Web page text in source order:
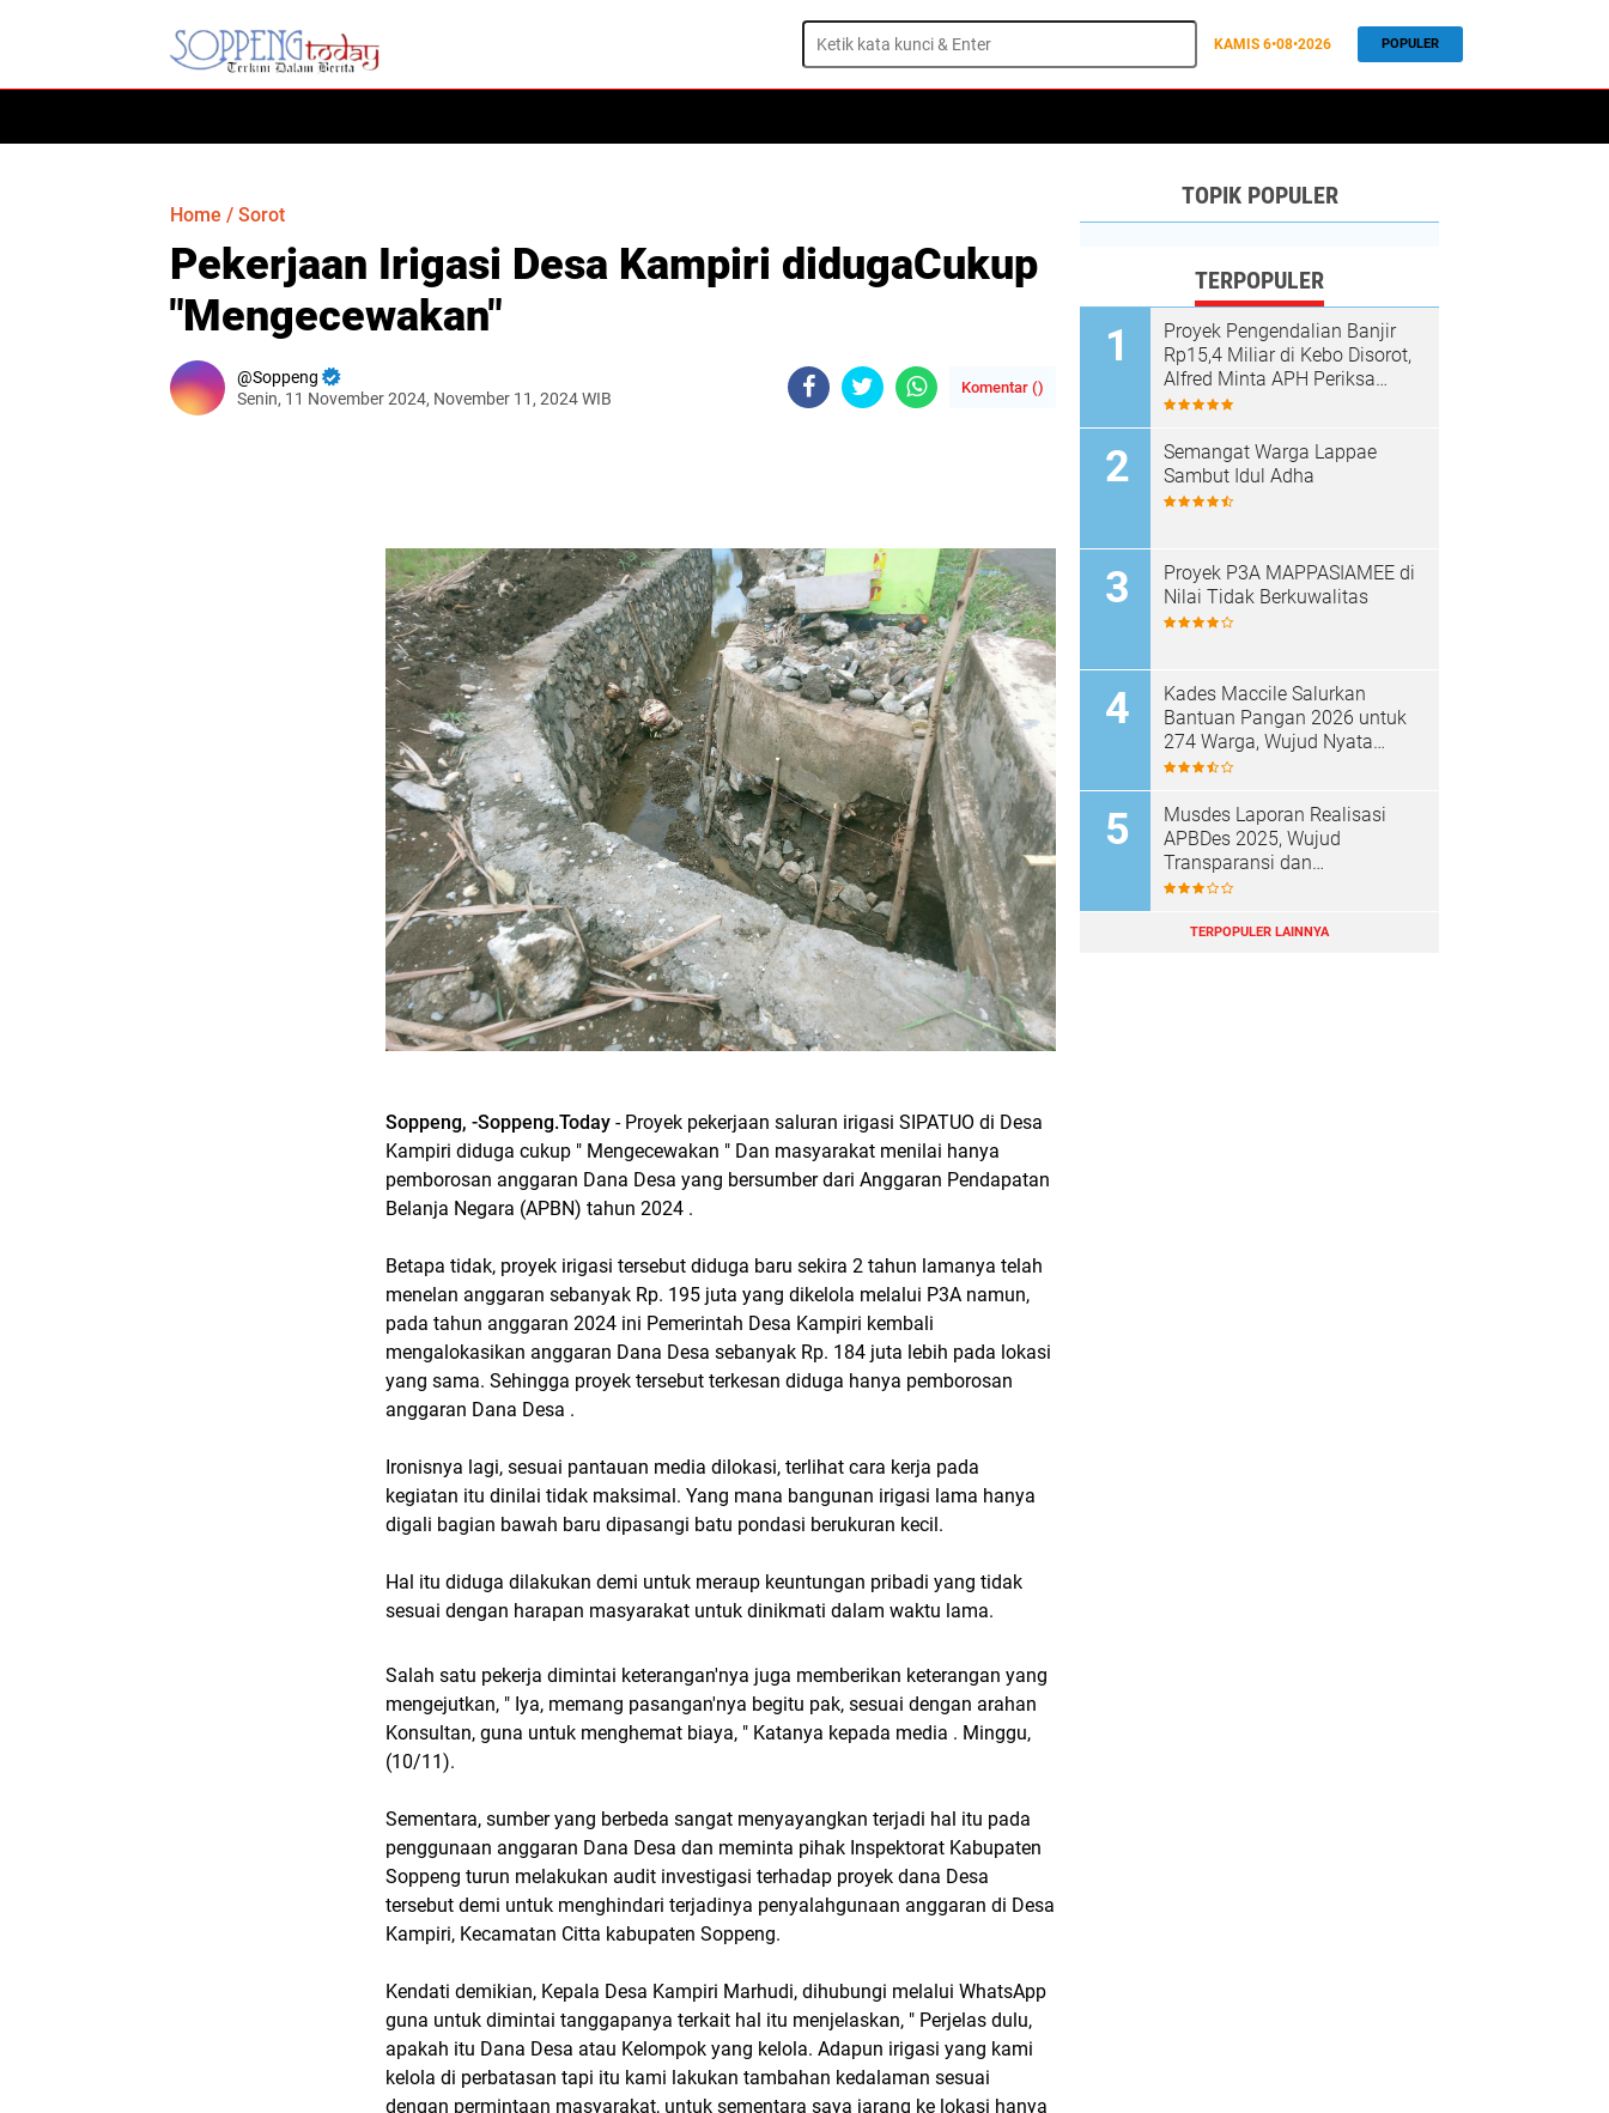
KAMIS 6•08•2026 POPULER
Home / Sorot
Pekerjaan Irigasi Desa Kampiri didugaCukup
"Mengecewakan"
Soppeng
Senin, 11 November 2024, November 11, 2024 WIB
Komentar ()
Soppeng, -Soppeng.Today - Proyek pekerjaan saluran irigasi SIPATUO di Desa
Kampiri diduga cukup " Mengecewakan " Dan masyarakat menilai hanya
pemborosan anggaran Dana Desa yang bersumber dari Anggaran Pendapatan
Belanja Negara (APBN) tahun 2024 .
Betapa tidak, proyek irigasi tersebut diduga baru sekira 2 tahun lamanya telah
menelan anggaran sebanyak Rp. 195 juta yang dikelola melalui P3A namun,
pada tahun anggaran 2024 ini Pemerintah Desa Kampiri kembali
mengalokasikan anggaran Dana Desa sebanyak Rp. 184 juta lebih pada lokasi
yang sama. Sehingga proyek tersebut terkesan diduga hanya pemborosan
anggaran Dana Desa .
Ironisnya lagi, sesuai pantauan media dilokasi, terlihat cara kerja pada
kegiatan itu dinilai tidak maksimal. Yang mana bangunan irigasi lama hanya
digali bagian bawah baru dipasangi batu pondasi berukuran kecil.
Hal itu diduga dilakukan demi untuk meraup keuntungan pribadi yang tidak
sesuai dengan harapan masyarakat untuk dinikmati dalam waktu lama.
Salah satu pekerja dimintai keterangan'nya juga memberikan keterangan yang
mengejutkan, " Iya, memang pasangan'nya begitu pak, sesuai dengan arahan
Konsultan, guna untuk menghemat biaya, " Katanya kepada media . Minggu,
(10/11).
Sementara, sumber yang berbeda sangat menyayangkan terjadi hal itu pada
penggunaan anggaran Dana Desa dan meminta pihak Inspektorat Kabupaten
Soppeng turun melakukan audit investigasi terhadap proyek dana Desa
tersebut demi untuk menghindari terjadinya penyalahgunaan anggaran di Desa
Kampiri, Kecamatan Citta kabupaten Soppeng.
Kendati demikian, Kepala Desa Kampiri Marhudi, dihubungi melalui WhatsApp
guna untuk dimintai tanggapanya terkait hal itu menjelaskan, " Perjelas dulu,
apakah itu Dana Desa atau Kelompok yang kelola. Adapun irigasi yang kami
kelola di perbatasan tapi itu kami lakukan tambahan kedalaman sesuai
dengan permintaan masyarakat, untuk sementara saya jarang ke lokasi hanya
TOPIK POPULER
TERPOPULER
Proyek Pengendalian Banjir
Rp15,4 Miliar di Kebo Disorot,
Alfred Minta APH Periksa
Dugaan Material Ilegal
Semangat Warga Lappae
Sambut Idul Adha
Proyek P3A MAPPASIAMEE di
Nilai Tidak Berkuwalitas
Kades Maccile Salurkan
Bantuan Pangan 2026 untuk
274 Warga, Wujud Nyata
Kepedulian terhadap
Musdes Laporan Realisasi
APBDes 2025, Wujud
Transparansi dan
Akuntabilitas Desa Parenring
TERPOPULER LAINNYA